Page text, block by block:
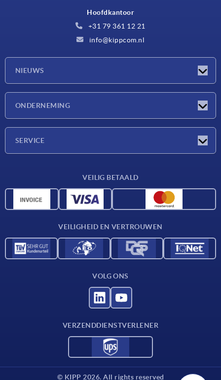
Hoofdkantoor
+31 79 361 12 21
info@kippcom.nl
NIEUWS
ONDERNEMING
SERVICE
CAD-gegevens
VEILIG BETAALD
VEILIGHEID EN VERTROUWEN
VOLG ONS
VERZENDDIENSTVERLENER
© KIPP 2026. All rights reserved